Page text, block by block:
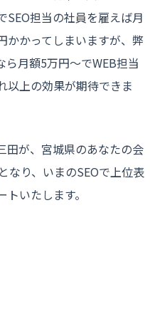
担当の社員を雇えば月
かかってしまいますが、弊
ら月額5万円〜でWEB担当
以上の効果が期待できま
田が、宮城県のあなたの会
なり、いまのSEOで上位表
いたします。